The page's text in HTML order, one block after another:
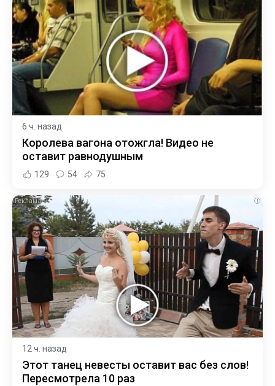
6 ч. назад
Королева вагона отожгла! Видео не
оставит равнодушным
129 54 75
i
12 ч. назад
Этот танец невесты оставит вас без слов!
Пересмотрела 10 раз